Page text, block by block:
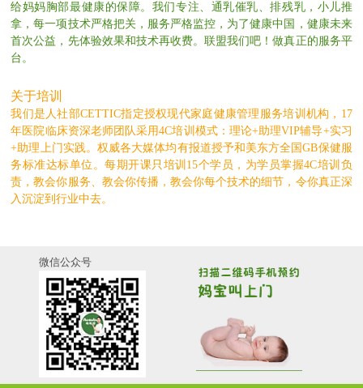
给妈妈胸部最健康的保障。我们专注、通乳催乳、排残乳，小儿推
拿，每一项技术严格把关，服务严格监控，为了健康中国，健康未来
首次公益，先体验效果和技术再收费。联盟我们吧！做真正的服务平
台。
关于培训
我们是人社部CETTIC指定授权现代家庭健康管理服务培训机构，17
年医院临床资深老师团队采用4C培训模式：理论+助理VIP辅导+实习
+助理上门实践。权威各大媒体均有报道授予和美东方全国GB保健服
务标准达标单位。每期开课只培训15个学员，为学员掌握4C培训负
责，教会你服务、教会你传播，教会你每个技术的细节，令你真正深
入沉淀到行业中去。
微信公众号